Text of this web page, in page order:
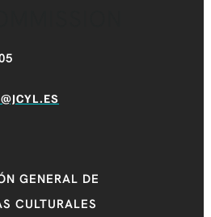
GENERAL DE
CULTURALES